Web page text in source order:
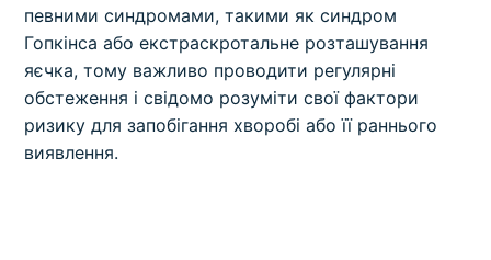
певними синдромами, такими як синдром
Гопкінса або екстраскротальне розташування
яєчка, тому важливо проводити регулярні
обстеження і свідомо розуміти свої фактори
ризику для запобігання хворобі або її раннього
виявлення.